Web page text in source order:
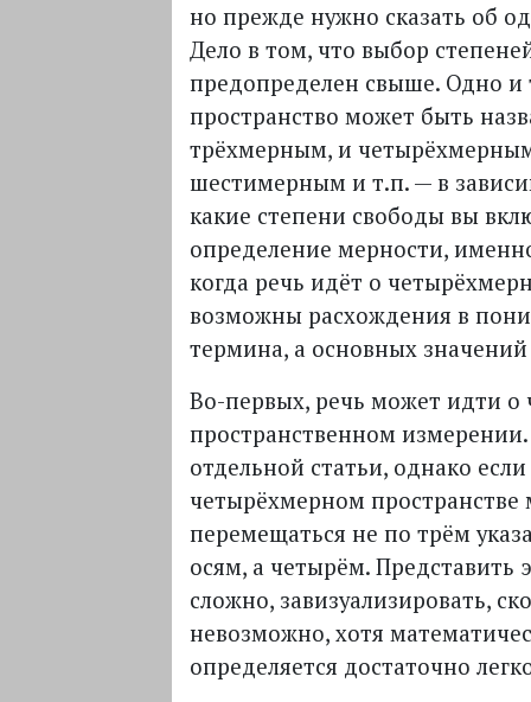
но прежде нужно сказать об
Дело в том, что выбор
предопределен свыше. Одно и
пространство может быть
трёхмерным, и
шестимерным и т.п. — в
какие степени свободы вы
определение мерности,
когда речь идёт о
возможны расхождения в
термина, а основных
Во-первых, речь может идти о
пространственном
отдельной статьи, однако
четырёхмерном
перемещаться не по трём
осям, а четырём. Представить
сложно, завизуализировать,
невозможно, хотя
определяется достаточно